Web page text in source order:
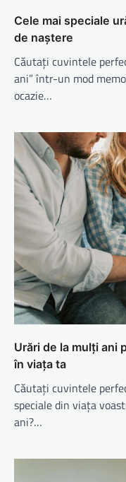
Cele mai speciale
de naștere
Căutați cuvintele
ani” într-un mod
ocazie…
Urări de la mulți ani
în viața ta
Căutați cuvintele
speciale din viața
ani?…